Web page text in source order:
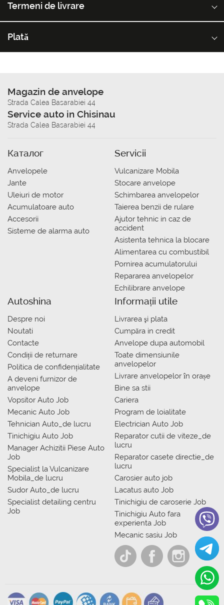
Termeni de livrare
Plată
Magazin de anvelope
Strada Calea Basarabiei 44
Service auto in Chisinau
Strada Calea Basarabiei 44
Каталог
Anvelopele
Jante
Uleiuri de motor
Acumulatoare auto
Accesorii
Sisteme de alarma auto
Servicii
Vulcanizare Mobila
Stocare anvelope
Schimbarea anvelopelor
Taierea benzii de rulare
Ajutor tehnic in caz de
accident
Asistenta tehnica la blocare
Alimentarea cu combustibil
Pornirea acumulatorului
Repararea anvelopelor
Echilibrare anvelope
Autoshina
Despre noi
Noutati
Contacte
Condiții de returnare
Politica de confidențialitate
A deveni furnizor de
anvelope
Vopsitor Auto Job
Mecanic Auto Job
Tehnician Auto_de lucru
Tinichigiu Auto Job
Manager Achizitii Piese Auto
Job
Specialist la Vulcanizare
Mobila_de lucru
Sudor Auto_de lucru
Specialist detailing centru
Job
Informații utile
Livrarea şi plata
Сumpăra in credit
Anvelope dupa automobil
Toate dimensiunile
anvelopelor
Livrare anvelopelor în orașe
Bine sa stii
Cariera
Program de loialitate
Electrician Auto Job
Reparator cutii de viteze_de
lucru
Reparator casete directie_de
lucru
Carosier auto job
Lacatus auto Job
Tinichigiu de caroserie Job
Tinichigiu Auto fara
experienta Job
Mecanic sasiu Job